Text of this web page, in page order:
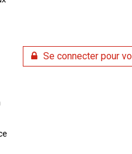
Se connecter pour